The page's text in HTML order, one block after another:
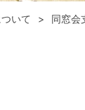
いて 同窓会